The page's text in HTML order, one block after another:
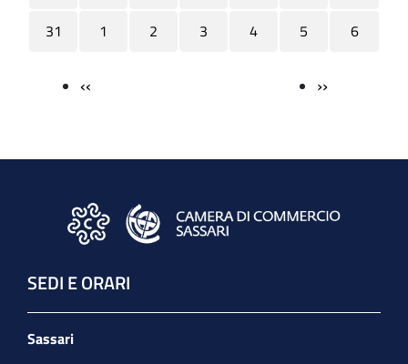
31
1 2 3 4 5 6
Paginazione
‹‹ ››
SEDI E ORARI
Sassari